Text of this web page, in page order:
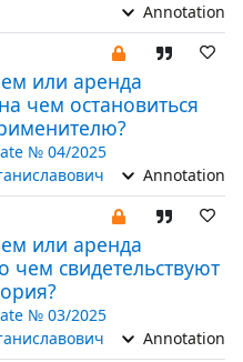
Annotation
или аренда
чем остановиться
№ 04/2025
Annotation
или аренда
свидетельствуют
№ 03/2025
Annotation